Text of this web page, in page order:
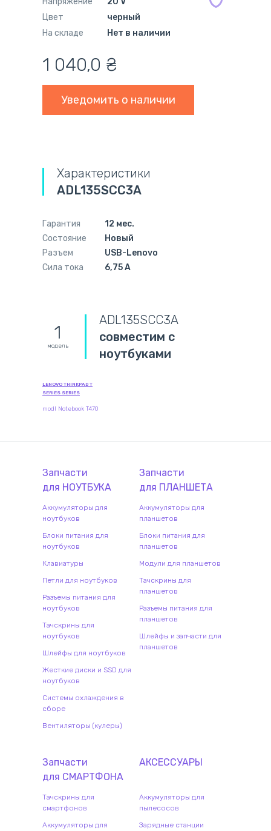
Цвет
черный
На складе
Нет в наличии
1 040,0 ₴
Уведомить о наличии
Характеристики
ADL135SCC3A
Гарантия
12 мес.
Состояние
Новый
Разъем
USB-Lenovo
Сила тока
6,75 А
1
модель
ADL135SCC3A
совместим с
ноутбуками
LENOVO THINKPAD T
SERIES SERIES
modl Notebook T470
Запчасти
для НОУТБУКА
Аккумуляторы для
ноутбуков
Блоки питания для
ноутбуков
Клавиатуры
Петли для ноутбуков
Разъемы питания для
ноутбуков
Тачскрины для
ноутбуков
Шлейфы для ноутбуков
Жесткие диски и SSD для
ноутбуков
Системы охлаждения в
сборе
Вентиляторы (кулеры)
Запчасти
для ПЛАНШЕТА
Аккумуляторы для
планшетов
Блоки питания для
планшетов
Модули для планшетов
Тачскрины для
планшетов
Разъемы питания для
планшетов
Шлейфы и запчасти для
планшетов
Запчасти
для СМАРТФОНА
Тачскрины для
смартфонов
Аккумуляторы для
АКСЕССУАРЫ
Аккумуляторы для
пылесосов
Зарядные станции